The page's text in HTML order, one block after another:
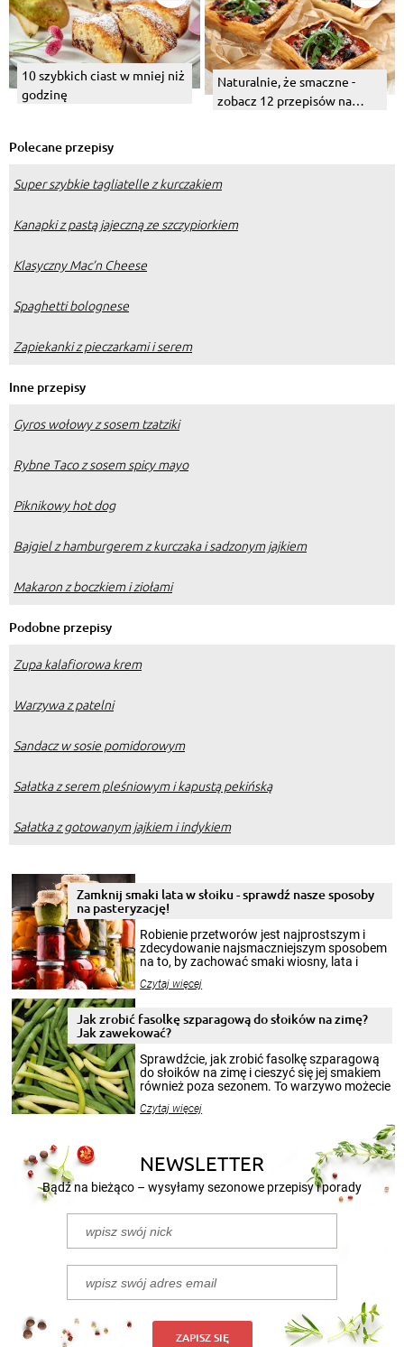
10 szybkich ciast w mniej niż
godzinę
Naturalnie, że smaczne -
zobacz 12 przepisów na
Polecane przepisy
Super szybkie tagliatelle z kurczakiem
Kanapki z pastą jajeczną ze szczypiorkiem
Klasyczny Mac’n Cheese
Spaghetti bolognese
Zapiekanki z pieczarkami i serem
Inne przepisy
Gyros wołowy z sosem tzatziki
Rybne Taco z sosem spicy mayo
Piknikowy hot dog
Bajgiel z hamburgerem z kurczaka i sadzonym jajkiem
Makaron z boczkiem i ziołami
Podobne przepisy
Zupa kalafiorowa krem
Warzywa z patelni
Sandacz w sosie pomidorowym
Sałatka z serem pleśniowym i kapustą pekińską
Sałatka z gotowanym jajkiem i indykiem
Zamknij smaki lata w słoiku - sprawdź nasze sposoby
na pasteryzację!
Robienie przetworów jest najprostszym i
zdecydowanie najsmaczniejszym sposobem
na to, by zachować smaki wiosny, lata i
krajobrazów, by cieszyć nimi oko w sezonie
pełni poczuć atmosferę cieplejszych
miesięcy. Przygotowanie słoików ze
patenty, które pozwolą zachować świeżość
przetworów.
Czytaj więcej
Jak zrobić fasolkę szparagową do słoików na zimę?
Jak zawekować?
Sprawdźcie, jak zrobić fasolkę szparagową
do słoików na zimę i cieszyć się jej smakiem
również poza sezonem. To warzywo możecie
nasze propozycje!
Czytaj więcej
NEWSLETTER
Bądź na bieżąco – wysyłamy sezonowe przepisy i porady
ZAPISZ SIĘ